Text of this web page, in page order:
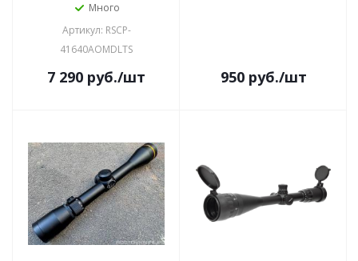
Много
Артикул: RSCP-
41640AOMDLTS
7 290 руб./шт 950руб./шт